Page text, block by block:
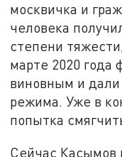
москвичка и
человека
степени
марте 2020 года
виновным и дали
режима. Уже в
попытка
Сейчас Касымов